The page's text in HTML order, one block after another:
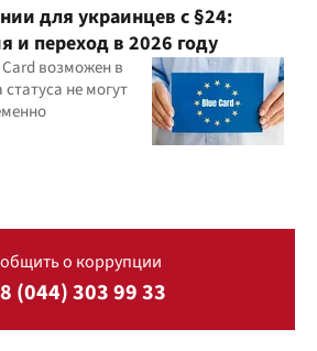
для украинцев с §24:
и переход в 2026 году
возможен в
не могут
о коррупции
(044) 303 99 33